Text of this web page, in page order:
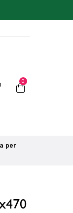
0
per